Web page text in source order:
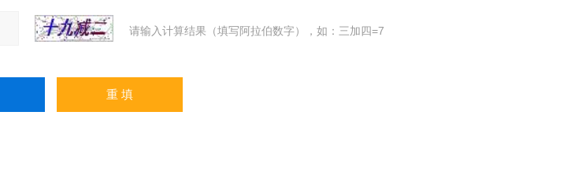
请输入计算结果（填写阿拉伯数字），如：三加四=7